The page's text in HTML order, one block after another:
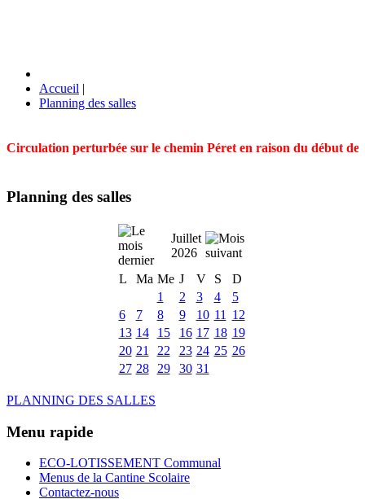
Accueil |
Planning des salles
Circulation perturbée sur le chemin Péret en raison du début
Planning des salles
Juillet
2026
L
Ma Me J V S
D
1
2 3 4
5
6
7 8 9 10 11
12
13 14 15 16 17 18 19
20 21 22 23 24 25 26
27 28 29 30 31
PLANNING DES SALLES
Menu rapide
ECO-LOTISSEMENT Communal
Menus de la Cantine Scolaire
Contactez-nous